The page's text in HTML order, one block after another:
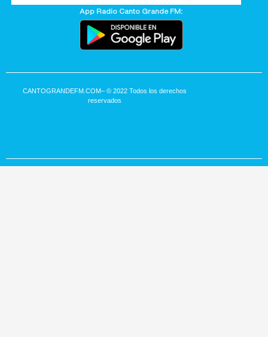
App Radio Canto Grande FM:
CANTOGRANDEFM.COM– © 2022 Todos los derechos
reservados